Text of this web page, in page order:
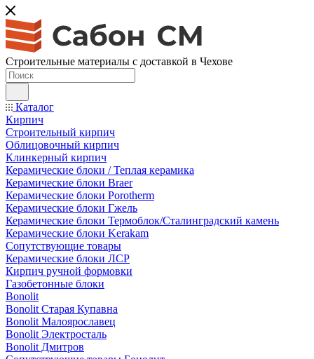
Строительные материалы с доставкой в Чехове
Каталог
Кирпич
Строительный кирпич
Облицовочный кирпич
Клинкерный кирпич
Керамические блоки / Теплая керамика
Керамические блоки Braer
Керамические блоки Porotherm
Керамические блоки Гжель
Керамические блоки Термоблок/Сталинградский камень
Керамические блоки Kerakam
Сопутствующие товары
Керамические блоки ЛСР
Кирпич ручной формовки
Газобетонные блоки
Bonolit
Bonolit Старая Купавна
Bonolit Малоярославец
Bonolit Электросталь
Bonolit Дмитров